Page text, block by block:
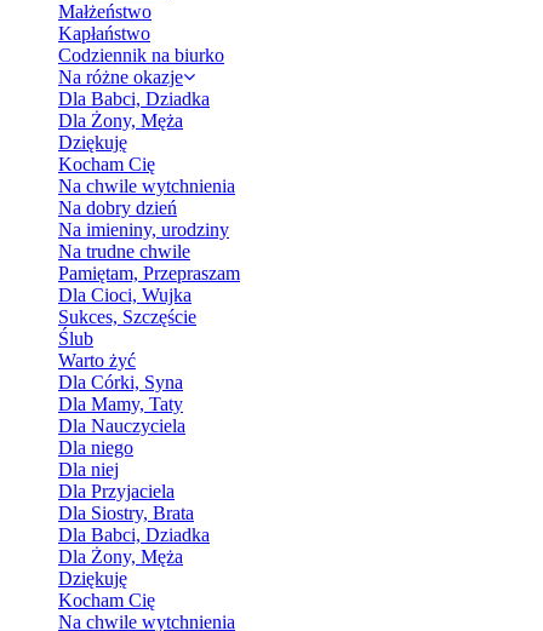
Małżeństwo
Kapłaństwo
Codziennik na biurko
Na różne okazje
Dla Babci, Dziadka
Dla Żony, Męża
Dziękuję
Kocham Cię
Na chwile wytchnienia
Na dobry dzień
Na imieniny, urodziny
Na trudne chwile
Pamiętam, Przepraszam
Dla Cioci, Wujka
Sukces, Szczęście
Ślub
Warto żyć
Dla Córki, Syna
Dla Mamy, Taty
Dla Nauczyciela
Dla niego
Dla niej
Dla Przyjaciela
Dla Siostry, Brata
Dla Babci, Dziadka
Dla Żony, Męża
Dziękuję
Kocham Cię
Na chwile wytchnienia